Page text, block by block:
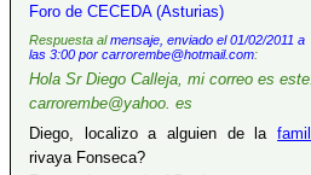
Foro de CECEDA (Asturias)
Respuesta almensaje, enviado el 01/02/2011 a
las 3:00 por carrorembe@hotmail.com:
Hola Sr Diego Calleja, mi correo es este.
carrorembe@yahoo. es
Diego, localizo a alguien de la
rivaya Fonseca?